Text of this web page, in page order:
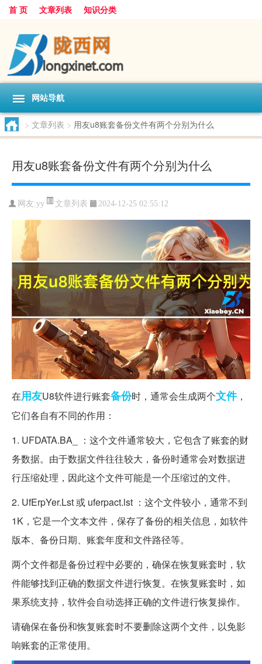
首 页 文章列表 知识分类
网站导航
> 文章列表 > 用友u8账套备份文件有两个分别为什么
用友u8账套备份文件有两个分别为什么
网友:yy 文章列表 2024-12-25 02:55:12
在用友U8软件进行账套备份时，通常会生成两个文件，
它们各自有不同的作用：
1. UFDATA.BA_ ：这个文件通常较大，它包含了账套的财
务数据。由于数据文件往往较大，备份时通常会对数据进
行压缩处理，因此这个文件可能是一个压缩过的文件。
2. UfErpYer.Lst 或 uferpact.lst ：这个文件较小，通常不到
1K，它是一个文本文件，保存了备份的相关信息，如软件
版本、备份日期、账套年度和文件路径等。
两个文件都是备份过程中必要的，确保在恢复账套时，软
件能够找到正确的数据文件进行恢复。在恢复账套时，如
果系统支持，软件会自动选择正确的文件进行恢复操作。
请确保在备份和恢复账套时不要删除这两个文件，以免影
响账套的正常使用。